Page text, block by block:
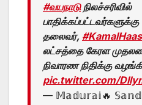
#வயநாடுநிலச்சரிவில்
பாதிக்கப்பட்டவர்களுக்கு
தலைவர்,
லட்சத்தை கேரள
நிவாரண நிதிக்கு
pic.twitter.com/
— 𝕄𝕒𝕕𝕦𝕣𝕒𝕚🔥